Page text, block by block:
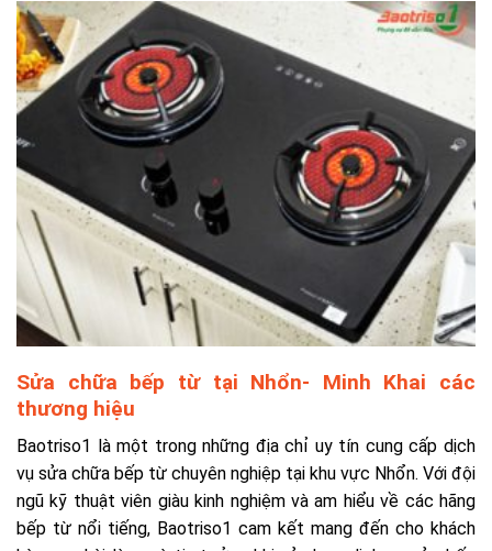
Sửa chữa bếp từ tại Nhổn- Minh Khai các
thương hiệu
Baotriso1 là một trong những địa chỉ uy tín cung cấp dịch
vụ sửa chữa bếp từ chuyên nghiệp tại khu vực Nhổn. Với đội
ngũ kỹ thuật viên giàu kinh nghiệm và am hiểu về các hãng
bếp từ nổi tiếng, Baotriso1 cam kết mang đến cho khách